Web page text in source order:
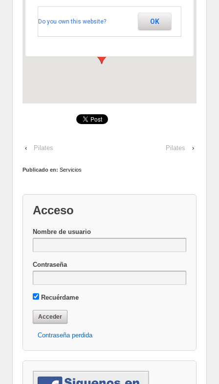
Esclerosis Multiple
Segovia
Do you own this website? OK
‹ Pilates Pilates ›
Publicado en: Servicios
Acceso
Nombre de usuario
Contraseña
Recuérdame
Contraseña perdida